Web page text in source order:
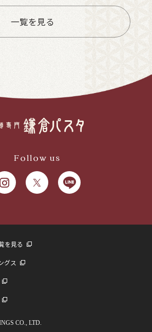
一覧を見る
Follow us
を見る
グス
CO., LTD.